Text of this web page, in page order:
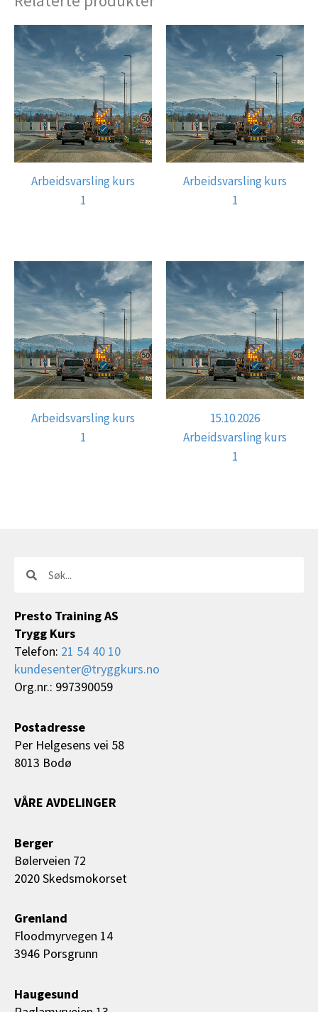
Arbeidsvarsling kurs
1
Arbeidsvarsling kurs
1
Arbeidsvarsling kurs
1
15.10.2026
Arbeidsvarsling kurs
1
Presto Training AS
Trygg Kurs
Telefon: 21 54 40 10
kundesenter@tryggkurs.no
Org.nr.: 997390059
Postadresse
Per Helgesens vei 58
8013 Bodø
VÅRE AVDELINGER
Berger
Bølerveien 72
2020 Skedsmokorset
Grenland
Floodmyrvegen 14
3946 Porsgrunn
Haugesund